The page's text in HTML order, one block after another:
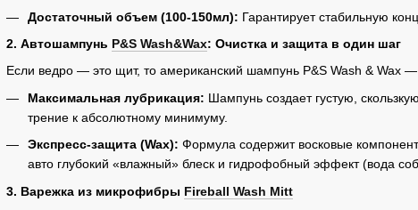
Достаточный объем (100-150мл): Гарантирует стабильную
2. Автошампунь P&S Wash&Wax: Очистка и защита в один шаг
Если ведро — это щит, то американский шампунь P&S Wash &
Максимальная лубрикация: Шампунь создает густую,
трение к абсолютному минимуму.
Экспресс-защита (Wax): Формула содержит восковые
авто глубокий «влажный» блеск и гидрофобный эффект (вода
3. Варежка из микрофибры Fireball Wash Mitt